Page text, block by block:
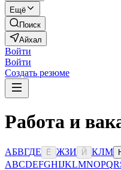
Ещё
Поиск
Айхал
Войти
Войти
Создать резюме
Работа и
АБВГДЕ Ё ЖЗИ Й КЛМ
ABCDEFGHIJKLMNOPQR